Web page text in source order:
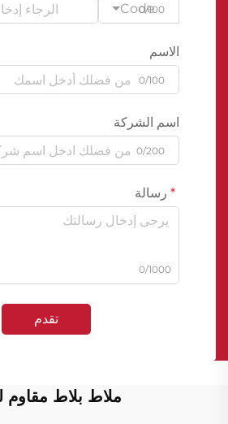
Code
0/100
الاسم
0/100
اسم الشركة
0/200
رسالة
0/1000
تقدم
ملاط بلاط مقاوم